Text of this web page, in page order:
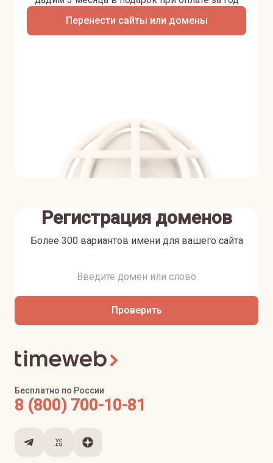
Перенести сайты или домены
Регистрация доменов
Более 300 вариантов имени для вашего сайта
Проверить
Бесплатно по России
8 (800) 700-10-81